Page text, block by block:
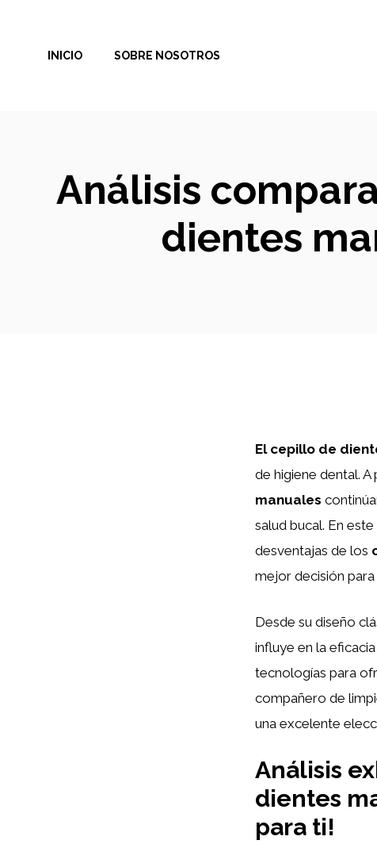
contenidoINICIO SOBRE NOSOTROS
Análisis
dientes
El cepillo de
de higiene dental.
manuales
salud bucal. En
desventajas de los
mejor decisión para
Desde su diseño
influye en la
tecnologías para
compañero de
una excelente
Análisis
dientes
para ti!